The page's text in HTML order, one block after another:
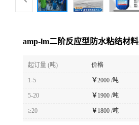
amp-lm二阶反应型防水粘结材
起订量 (吨) 价格
1-5 ￥2000 /吨
5-20 ￥1900 /吨
≥20 ￥1800 /吨